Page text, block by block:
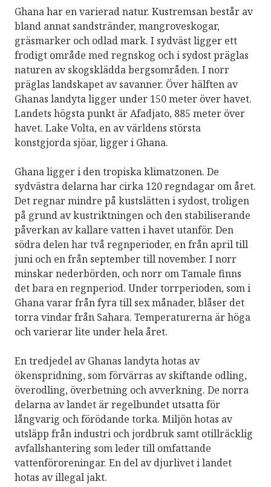
Ghana har en varierad natur. Kustremsan består av
bland annat sandstränder, mangroveskogar,
gräsmarker och odlad mark. I sydväst ligger ett
frodigt område med regnskog och i sydost präglas
naturen av skogsklädda bergsområden. I norr
präglas landskapet av savanner. Över hälften av
Ghanas landyta ligger under 150 meter över havet.
Landets högsta punkt är Afadjato, 885 meter över
havet. Lake Volta, en av världens största
konstgjorda sjöar, ligger i Ghana.
Ghana ligger i den tropiska klimatzonen. De
sydvästra delarna har cirka 120 regndagar om året.
Det regnar mindre på kustslätten i sydost, troligen
på grund av kustriktningen och den stabiliserande
påverkan av kallare vatten i havet utanför. Den
södra delen har två regnperioder, en från april till
juni och en från september till november. I norr
minskar nederbörden, och norr om Tamale finns
det bara en regnperiod. Under torrperioden, som i
Ghana varar från fyra till sex månader, blåser det
torra vindar från Sahara. Temperaturerna är höga
och varierar lite under hela året.
En tredjedel av Ghanas landyta hotas av
ökenspridning, som förvärras av skiftande odling,
överodling, överbetning och avverkning. De norra
delarna av landet är regelbundet utsatta för
långvarig och förödande torka. Miljön hotas av
utsläpp från industri och jordbruk samt otillräcklig
avfallshantering som leder till omfattande
vattenföroreningar. En del av djurlivet i landet
hotas av illegal jakt.